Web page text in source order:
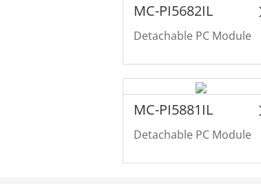
MC-PI5682IL
Detachable PC Module
MC-PI5881IL
Detachable PC Module